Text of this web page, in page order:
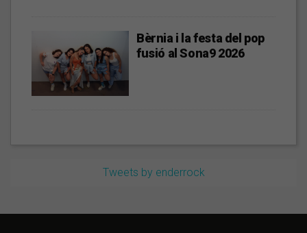
Bèrnia i la festa del pop
fusió al Sona9 2026
Tweets by enderrock